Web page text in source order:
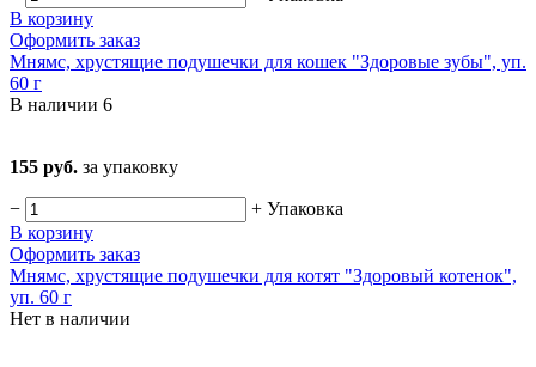
В корзину
Оформить заказ
Мнямс, хрустящие подушечки для кошек "Здоровые зубы", уп.
60 г
В наличии 6
155 руб. за упаковку
− + Упаковка
В корзину
Оформить заказ
Мнямс, хрустящие подушечки для котят "Здоровый котенок",
уп. 60 г
Нет в наличии